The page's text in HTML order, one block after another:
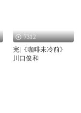
7312
完|《咖啡未冷前》
川口俊和